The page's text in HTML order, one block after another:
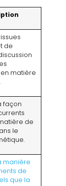
de
matière
façon
de
le
manière
de
que la